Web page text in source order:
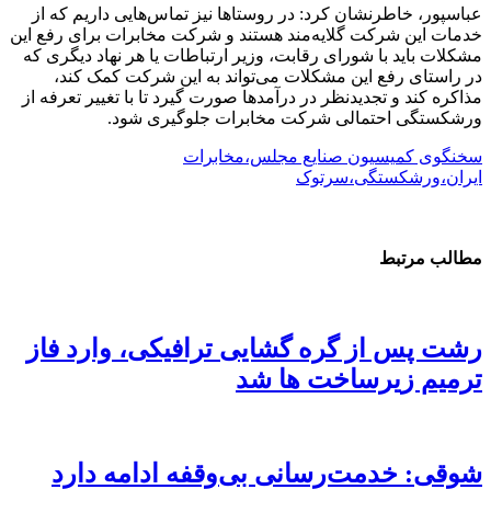
عباسپور، خاطرنشان کرد: در روستاها نیز تماس‌هایی داریم که از
خدمات این شرکت گلایه‌مند هستند و شرکت مخابرات برای رفع این
مشکلات باید با شورای رقابت، وزیر ارتباطات یا هر نهاد دیگری که
در راستای رفع این مشکلات می‌تواند به این شرکت کمک کند،
مذاکره کند و تجدیدنظر در درآمدها صورت گیرد تا با تغییر تعرفه از
ورشکستگی احتمالی شرکت مخابرات جلوگیری شود.
سخنگوی کمیسیون صنایع مجلس،مخابرات
ایران،ورشکستگی،سرتوک
مطالب مرتبط
رشت پس از گره گشایی ترافیکی، وارد فاز
ترمیم زیرساخت ها شد
شوقی: خدمت‌رسانی بی‌وقفه ادامه دارد